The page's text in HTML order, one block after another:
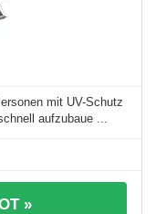
mit UV-Schutz
aufzubaue ...
»